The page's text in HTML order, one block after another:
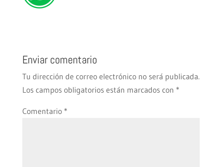
Enviar comentario
Tu dirección de correo electrónico no será publicada.
Los campos obligatorios están marcados con *
Comentario *